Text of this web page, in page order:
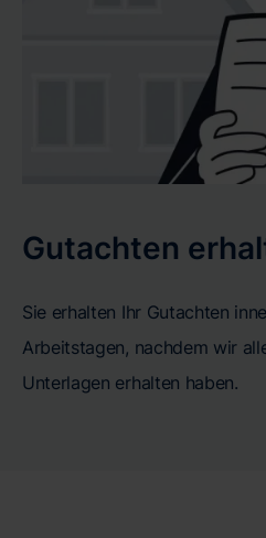
Gutachten
Sie erhalten Ihr Gutachten
Arbeitstagen, nachdem wir
Unterlagen erhalten haben.